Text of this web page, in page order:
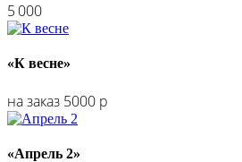
5 000
«К весне»
на заказ 5000 р
«Апрель 2»